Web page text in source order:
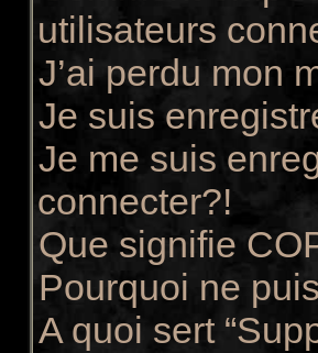
utilisateurs
J’ai perdu mon
Je suis
Je me suis
connecter?!
Que signifie
Pourquoi ne
A quoi sert